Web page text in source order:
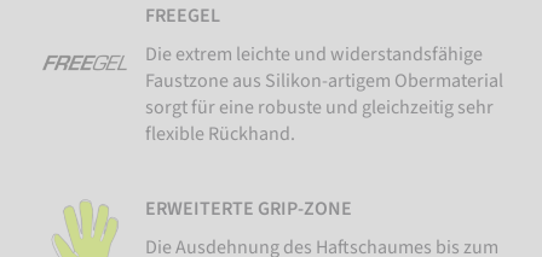
FREEGEL
Die extrem leichte und widerstandsfähige
Faustzone aus Silikon-artigem Obermaterial
sorgt für eine robuste und gleichzeitig sehr
flexible Rückhand.
ERWEITERTE GRIP-ZONE
Die Ausdehnung des Haftschaumes bis zum